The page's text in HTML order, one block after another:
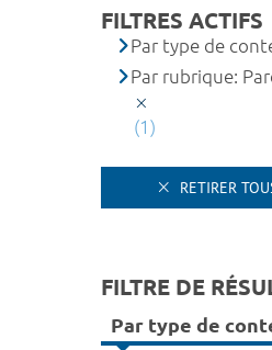
FILTRES ACTIFS
Par type de
Par rubrique:
(1)
RETIRER
FILTRE DE
Par type de